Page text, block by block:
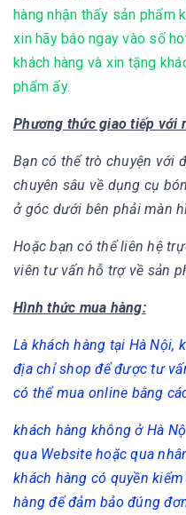
hàng nhận thấy sản phẩm
xin hãy báo ngay vào số
khách hàng và xin tặng
phẩm ấy.
Phương thức giao tiếp với
Bạn có thể trò chuyện với
chuyên sâu về dụng cụ
ở góc dưới bên phải màn
Hoặc bạn có thể liên hệ
viên tư vấn hỗ trợ về sản
Hình thức mua hàng:
Là khách hàng tại Hà Nội,
địa chỉ shop để được tư
có thể mua online bằng
khách hàng không ở Hà
qua Website hoặc qua
khách hàng có quyền
hàng để đảm bảo đúng